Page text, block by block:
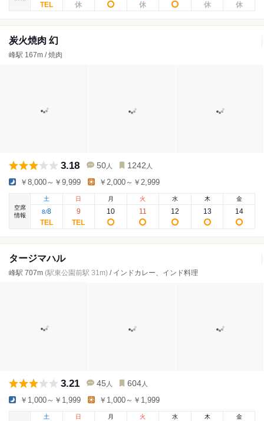
炭火焼肉 幻
峰駅 167m / 焼肉
3.18 50 人 1242 人
￥8,000～￥9,999 ￥2,000～￥2,999
空席
情報
土
8/8
日
9
月
10
火
11
水
12
木
13
金
14
タージマハル
峰駅 707m (駅東公園前駅 31m) / インドカレー、インド料理
3.21 45 人 604 人
￥1,000～￥1,999 ￥1,000～￥1,999
土
日 月 火 水 木 金